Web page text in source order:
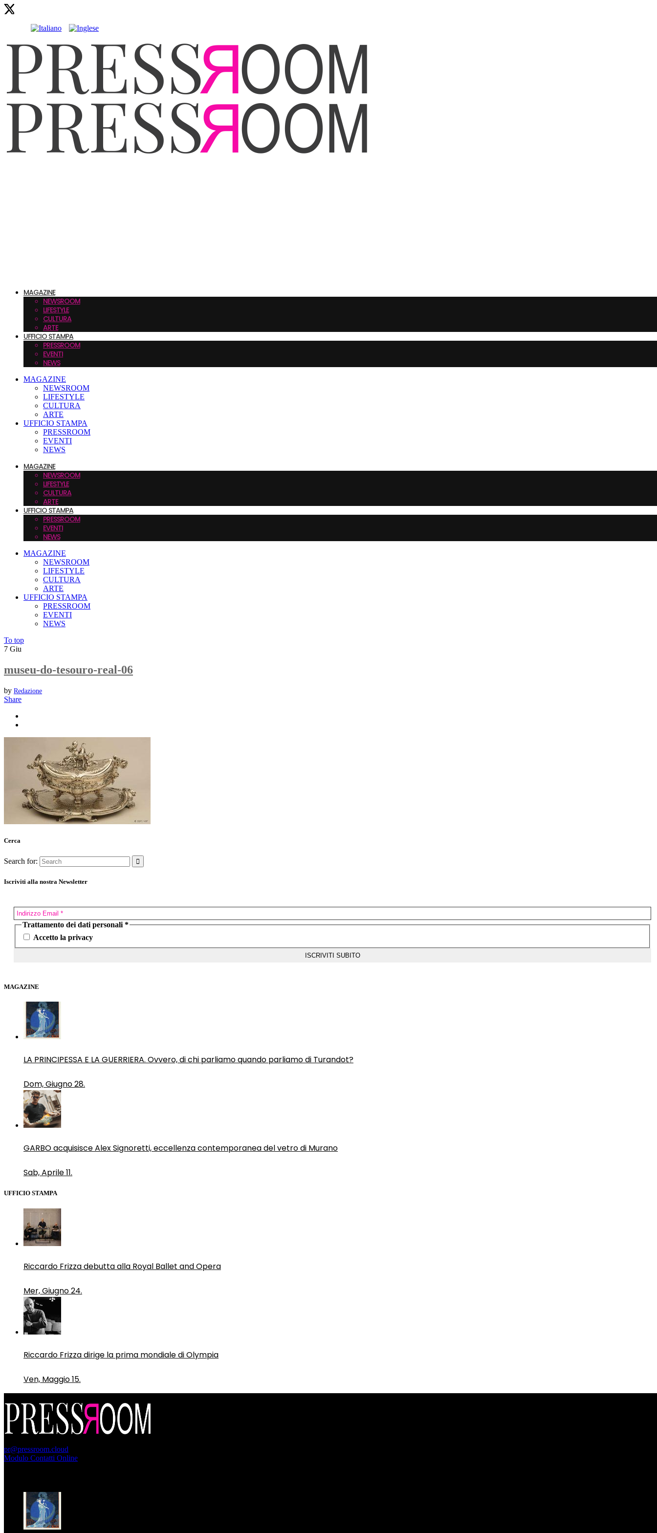
MAGAZINE
NEWSROOM
LIFESTYLE
CULTURA
ARTE
UFFICIO STAMPA
PRESSROOM
EVENTI
NEWS
MAGAZINE
NEWSROOM
LIFESTYLE
CULTURA
ARTE
UFFICIO STAMPA
PRESSROOM
EVENTI
NEWS
MAGAZINE
NEWSROOM
LIFESTYLE
CULTURA
ARTE
UFFICIO STAMPA
PRESSROOM
EVENTI
NEWS
MAGAZINE
NEWSROOM
LIFESTYLE
CULTURA
ARTE
UFFICIO STAMPA
PRESSROOM
EVENTI
NEWS
To top
7 Giu
museu-do-tesouro-real-06
by Redazione
Share
Cerca
Search for:
Iscriviti alla nostra Newsletter
Trattamento dei dati personali *
Accetto la privacy
MAGAZINE
LA PRINCIPESSA E LA GUERRIERA. Ovvero, di chi parliamo quando parliamo di Turandot?
Dom, Giugno 28.
GARBO acquisisce Alex Signoretti, eccellenza contemporanea del vetro di Murano
Sab, Aprile 11.
UFFICIO STAMPA
Riccardo Frizza debutta alla Royal Ballet and Opera
Mer, Giugno 24.
Riccardo Frizza dirige la prima mondiale di Olympia
Ven, Maggio 15.
pr@pressroom.cloud
Modulo Contatti Online